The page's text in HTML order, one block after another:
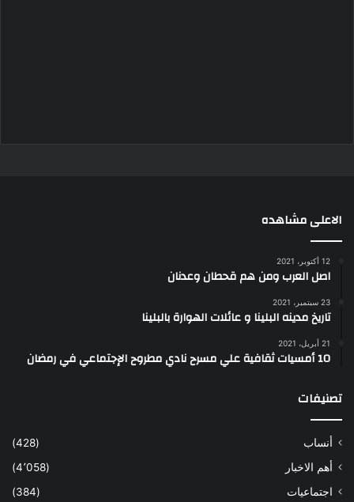
الاعلى مشاهده
12 أكتوبر، 2021
اصل العرب ومن هم قحطان وعدنان
23 سبتمبر، 2021
تاريخ مدينه البلينا و عائلات الهوارة بالبلينا
21 أبريل، 2021
10 أمسيات ثقافية علي مسرح نادي مطروح الإجتماعي في رمضان
تصنيفات
أنساب
(428)
أهم الاخبار
(4٬058)
اجتماعيات
(384)